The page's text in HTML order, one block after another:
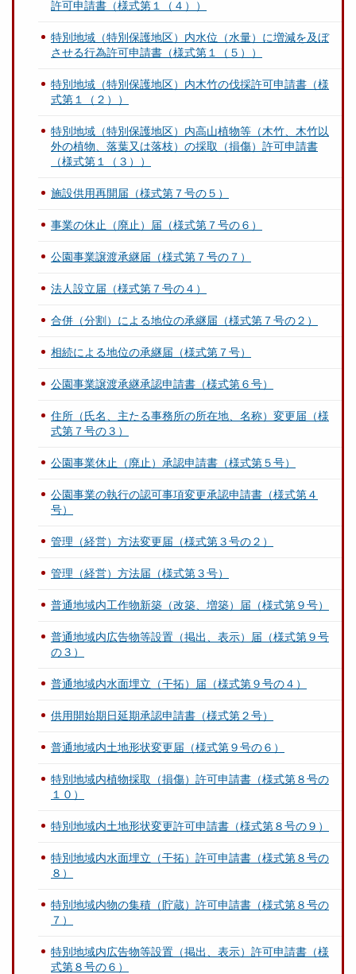
許可申請書（様式第１（４））
特別地域（特別保護地区）内水位（水量）に増減を及ぼ
させる行為許可申請書（様式第１（５））
特別地域（特別保護地区）内木竹の伐採許可申請書（様
式第１（２））
特別地域（特別保護地区）内高山植物等（木竹、木竹以
外の植物、落葉又は落枝）の採取（損傷）許可申請書
（様式第１（３））
施設供用再開届（様式第７号の５）
事業の休止（廃止）届（様式第７号の６）
公園事業譲渡承継届（様式第７号の７）
法人設立届（様式第７号の４）
合併（分割）による地位の承継届（様式第７号の２）
相続による地位の承継届（様式第７号）
公園事業譲渡承継承認申請書（様式第６号）
住所（氏名、主たる事務所の所在地、名称）変更届（様
式第７号の３）
公園事業休止（廃止）承認申請書（様式第５号）
公園事業の執行の認可事項変更承認申請書（様式第４
号）
管理（経営）方法変更届（様式第３号の２）
管理（経営）方法届（様式第３号）
普通地域内工作物新築（改築、増築）届（様式第９号）
普通地域内広告物等設置（掲出、表示）届（様式第９号
の３）
普通地域内水面埋立（干拓）届（様式第９号の４）
供用開始期日延期承認申請書（様式第２号）
普通地域内土地形状変更届（様式第９号の６）
特別地域内植物採取（損傷）許可申請書（様式第８号の
１０）
特別地域内土地形状変更許可申請書（様式第８号の９）
特別地域内水面埋立（干拓）許可申請書（様式第８号の
８）
特別地域内物の集積（貯蔵）許可申請書（様式第８号の
７）
特別地域内広告物等設置（掲出、表示）許可申請書（様
式第８号の６）